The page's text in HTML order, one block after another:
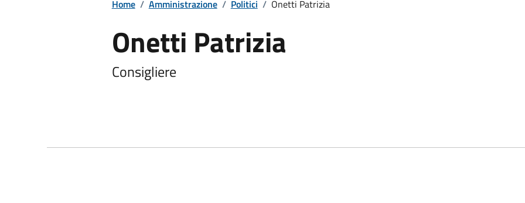
Home / Amministrazione / Politici / Onetti Patrizia
Onetti Patrizia
Consigliere